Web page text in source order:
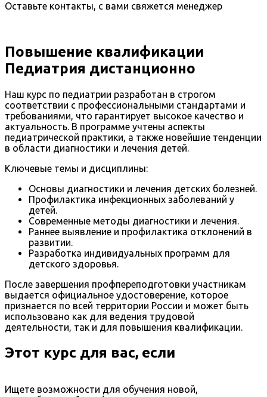
Оставьте контакты, с вами свяжется менеджер
Повышение квалификации
Педиатрия дистанционно
Наш курс по педиатрии разработан в строгом
соответствии с профессиональными стандартами и
требованиями, что гарантирует высокое качество и
актуальность. В программе учтены аспекты
педиатрической практики, а также новейшие тенденции
в области диагностики и лечения детей.
Ключевые темы и дисциплины:
Основы диагностики и лечения детских болезней.
Профилактика инфекционных заболеваний у
детей.
Современные методы диагностики и лечения.
Раннее выявление и профилактика отклонений в
развитии.
Разработка индивидуальных программ для
детского здоровья.
После завершения профпереподготовки участникам
выдается официальное удостоверение, которое
признается по всей территории России и может быть
использовано как для ведения трудовой
деятельности, так и для повышения квалификации.
Этот курс для вас, если
Ищете возможности для обучения новой,